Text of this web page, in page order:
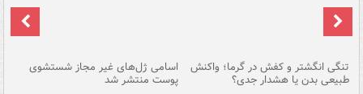
تنگی انگشتر و کفش در گرما؛ واکنش
طبیعی بدن یا هشدار جدی؟
اسامی ژل‌های غیر مجاز شستشوی
پوست منتشر شد